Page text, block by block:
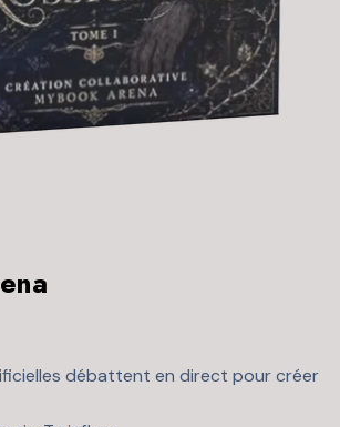
débattent en direct pour créer